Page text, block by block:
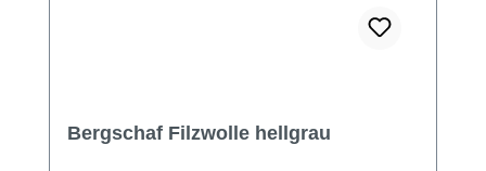
Bergschaf Filzwolle hellgrau